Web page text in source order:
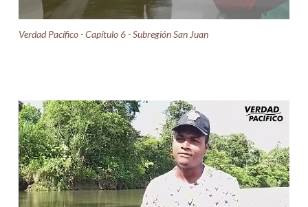
Verdad Pacífico - Capítulo 6 - Subregión San Juan